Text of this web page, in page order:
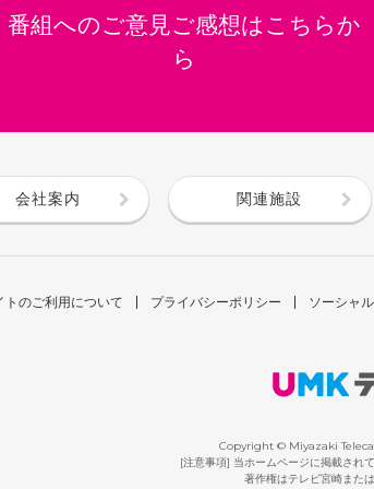
番組へのご意見ご感想はこちらか
ら
会社案内 関連施設
トのご利用について プライバシーポリシー ソーシャ
Copyright © Miyazaki
[注意事項] 当ホームページに掲載され
著作権はテレビ宮崎また